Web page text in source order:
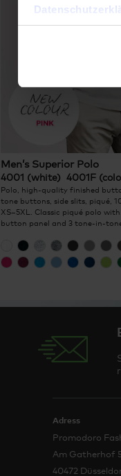
Men’s Superior Polo
4001 (white) 4001F
Polo, high-quality finished
tone buttons, side slits, piqué,
XS–5XL. Classic piqué polo
button panel and 3 tone-in-
Adress
Promodoro
Am Gatherhof
40472